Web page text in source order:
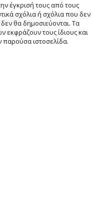
έγκρισή τους από τους
σχόλια ή σχόλια που δεν
θα δημοσιεύονται. Τα
εκφράζουν τους ίδιους και
παρούσα ιστοσελίδα.